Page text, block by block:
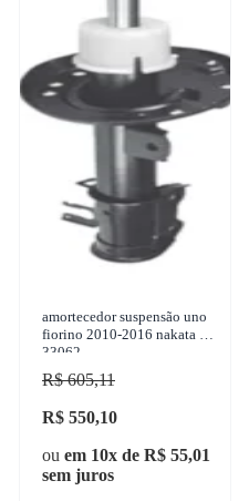
amortecedor suspensão uno
fiorino 2010-2016 nakata hg
33062
R$ 605,11
R$ 550,10
ou em 10x de R$ 55,01
sem juros